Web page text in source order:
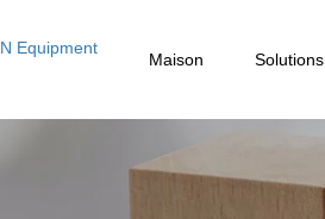
Maison Solutions